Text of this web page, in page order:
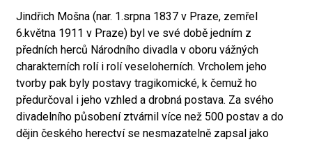
Jindřich Mošna (nar. 1.srpna 1837 v Praze, zemřel
6.května 1911 v Praze) byl ve své době jedním z
předních herců Národního divadla v oboru vážných
charakterních rolí i rolí veseloherních. Vrcholem jeho
tvorby pak byly postavy tragikomické, k čemuž ho
předurčoval i jeho vzhled a drobná postava. Za svého
divadelního působení ztvárnil více než 500 postav a do
dějin českého herectví se nesmazatelně zapsal jako